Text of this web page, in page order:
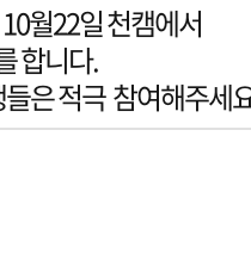
월22일 천캠에서
합니다.
은 적극 참여해주세